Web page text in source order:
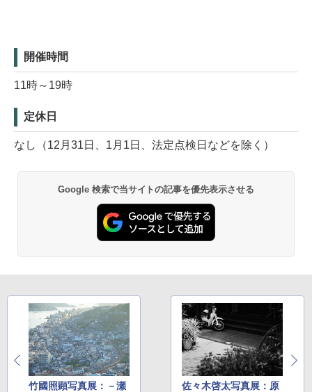
開催時間
11時～19時
定休日
なし（12月31日、1月1日、法定点検日などを除く）
Google 検索で当サイトの記事を優先表示させる
竹國照顕写真展：－瀬
佐々木啓太写真展：原